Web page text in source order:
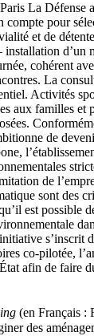
La Défense
compte pour
et de
installation d’un
cohérent
La
Activités
aux familles et
de
de
sont des
est possible
s’inscrit
co-pilotée,
afin de faire
(en Français :
des